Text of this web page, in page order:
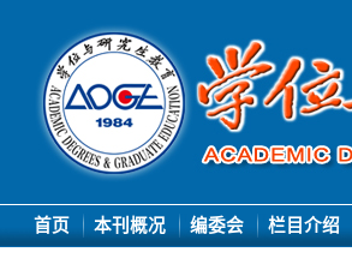
首页 本刊概况 编委会 栏目介绍